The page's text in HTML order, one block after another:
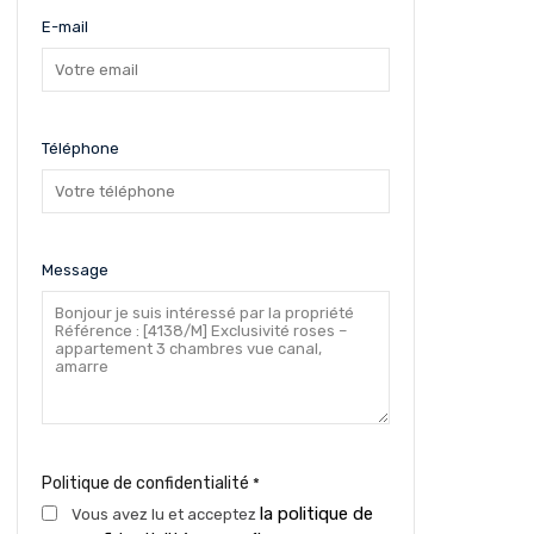
E-mail
Téléphone
Message
Politique de confidentialité *
Vous avez lu et acceptez la politique de